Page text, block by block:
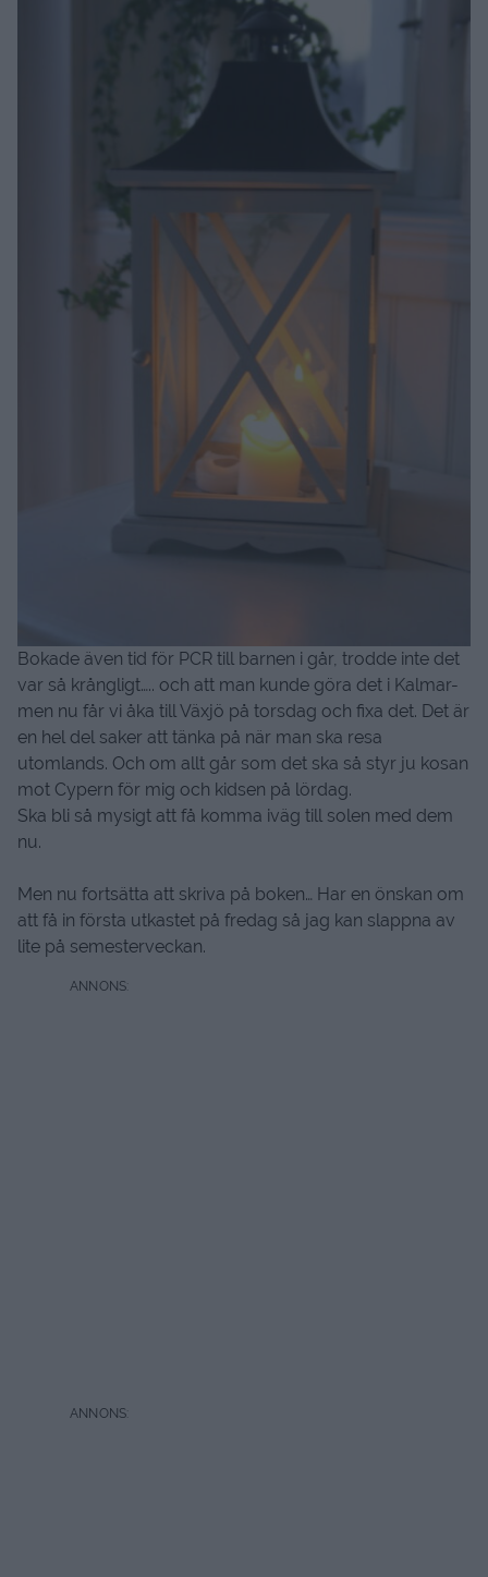
Bokade även tid för PCR till barnen i går, trodde inte det
var så krångligt….. och att man kunde göra det i Kalmar-
men nu får vi åka till Växjö på torsdag och fixa det. Det är
en hel del saker att tänka på när man ska resa
utomlands. Och om allt går som det ska så styr ju kosan
mot Cypern för mig och kidsen på lördag.
Ska bli så mysigt att få komma iväg till solen med dem
nu.
Men nu fortsätta att skriva på boken… Har en önskan om
att få in första utkastet på fredag så jag kan slappna av
lite på semesterveckan.